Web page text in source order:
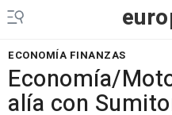
ECONOMÍA FINANZAS
Economía/
alía con